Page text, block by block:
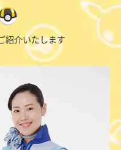
紹介いたします